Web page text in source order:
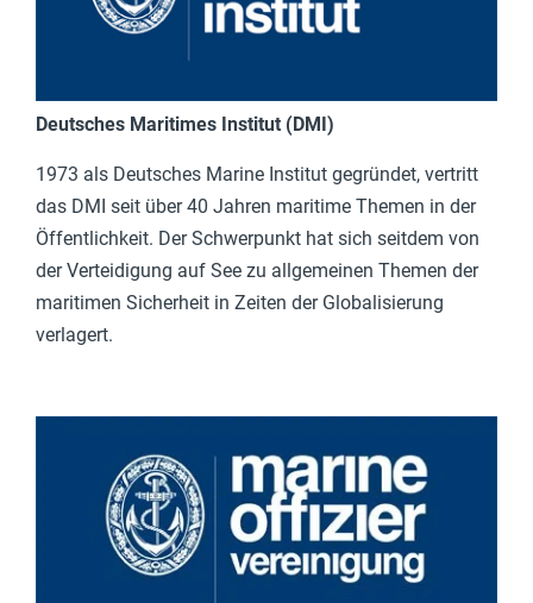
Deutsches Maritimes Institut (DMI)
1973 als Deutsches Marine Institut gegründet, vertritt
das DMI seit über 40 Jahren maritime Themen in der
Öffentlichkeit. Der Schwerpunkt hat sich seitdem von
der Verteidigung auf See zu allgemeinen Themen der
maritimen Sicherheit in Zeiten der Globalisierung
verlagert.